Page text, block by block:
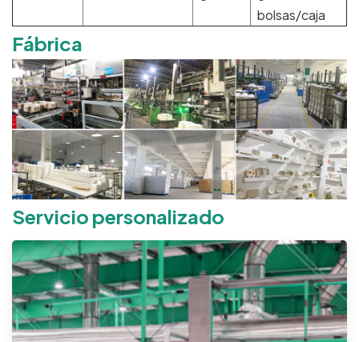
bolsas/caja
Fábrica
Servicio personalizado